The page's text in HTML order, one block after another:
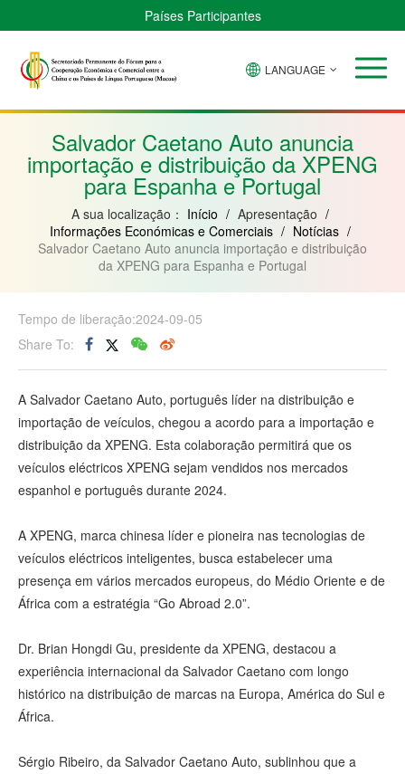
Países Participantes
Verde
Bissau
Guiné
Moçambique
LANGUAGE
Salvador Caetano Auto anuncia
importação e distribuição da XPENG
para Espanha e Portugal
A sua localização： Início / Apresentação /
Informações Económicas e Comerciais / Notícias /
Salvador Caetano Auto anuncia importação e distribuição
da XPENG para Espanha e Portugal
Tempo de liberação:2024-09-05
Share To:
A Salvador Caetano Auto, português líder na distribuição e
importação de veículos, chegou a acordo para a importação e
distribuição da XPENG. Esta colaboração permitirá que os
veículos eléctricos XPENG sejam vendidos nos mercados
espanhol e português durante 2024.
A XPENG, marca chinesa líder e pioneira nas tecnologias de
veículos eléctricos inteligentes, busca estabelecer uma
presença em vários mercados europeus, do Médio Oriente e de
África com a estratégia “Go Abroad 2.0”.
Dr. Brian Hongdi Gu, presidente da XPENG, destacou a
experiência internacional da Salvador Caetano com longo
histórico na distribuição de marcas na Europa, América do Sul e
África.
Sérgio Ribeiro, da Salvador Caetano Auto, sublinhou que a